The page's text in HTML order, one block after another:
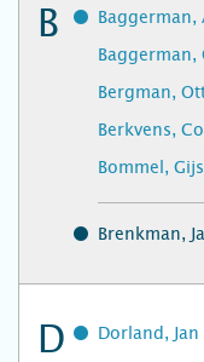
B
Baggerman,
Baggerman,
Bergman,
Berkvens,
Bommel,
Brenkman,
D Dorland,